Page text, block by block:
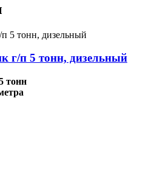
г/п 5 тонн, дизельный
тонн